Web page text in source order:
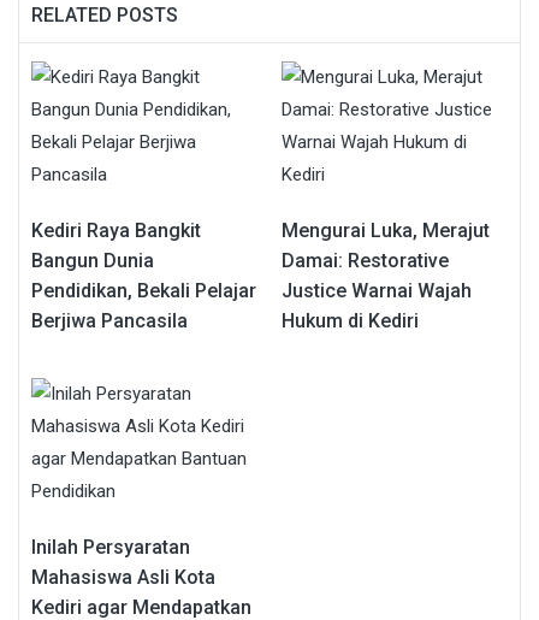
RELATED POSTS
Kediri Raya Bangkit
Bangun Dunia
Pendidikan, Bekali Pelajar
Berjiwa Pancasila
Mengurai Luka, Merajut
Damai: Restorative
Justice Warnai Wajah
Hukum di Kediri
Inilah Persyaratan
Mahasiswa Asli Kota
Kediri agar Mendapatkan